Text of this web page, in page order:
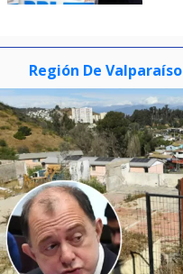
Región De Valparaíso